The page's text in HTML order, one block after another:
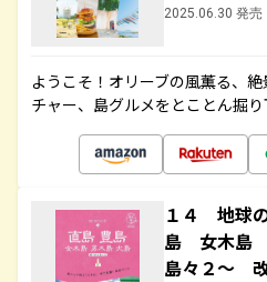
2025.06.30 発売
ようこそ！オリーブの風薫る、
チャー、島グルメをとことん掘
１４ 地球
島 女木島
島々２～